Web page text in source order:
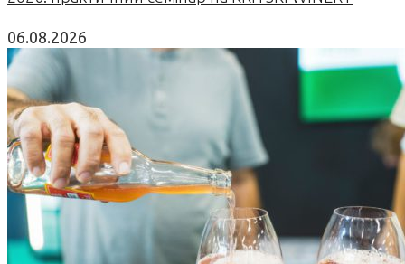
06.08.2026